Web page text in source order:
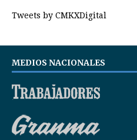
Tweets by CMKXDigital
MEDIOS NACIONALES